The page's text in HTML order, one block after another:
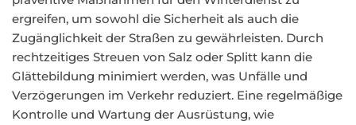
ergreifen, um sowohl die Sicherheit als auch die
Zugänglichkeit der Straßen zu gewährleisten. Durch
rechtzeitiges Streuen von Salz oder Splitt kann die
Glättebildung minimiert werden, was Unfälle und
Verzögerungen im Verkehr reduziert. Eine regelmäßige
Kontrolle und Wartung der Ausrüstung, wie